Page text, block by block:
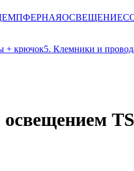
ОСВЕЩЕНИЕ
+ крючок5. Клемники и